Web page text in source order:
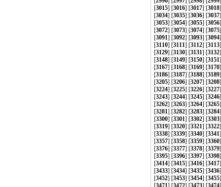
[3015] [3016] [3017] [3018
[3034] [3035] [3036] [3037
[3053] [3054] [3055] [3056
[3072] [3073] [3074] [3075
[3091] [3092] [3093] [3094
[3110] [3111] [3112] [3113
[3129] [3130] [3131] [3132
[3148] [3149] [3150] [3151
[3167] [3168] [3169] [3170
[3186] [3187] [3188] [3189
[3205] [3206] [3207] [3208
[3224] [3225] [3226] [3227
[3243] [3244] [3245] [3246
[3262] [3263] [3264] [3265
[3281] [3282] [3283] [3284
[3300] [3301] [3302] [3303
[3319] [3320] [3321] [3322
[3338] [3339] [3340] [3341
[3357] [3358] [3359] [3360
[3376] [3377] [3378] [3379
[3395] [3396] [3397] [3398
[3414] [3415] [3416] [3417
[3433] [3434] [3435] [3436
[3452] [3453] [3454] [3455
[3471] [3472] [3473] [3474